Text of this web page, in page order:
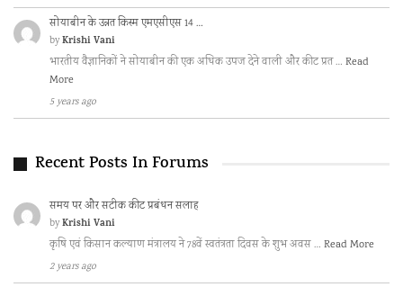
सोयाबीन के उन्नत किस्म एमएसीएस 14 …
byKrishi Vani
भारतीय वैज्ञानिकों ने सोयाबीन की एक अधिक उपज देने वाली और कीट प्रत … Read
More
5 years ago
Recent Posts In Forums
समय पर और सटीक कीट प्रबंधन सलाह
byKrishi Vani
कृषि एवं किसान कल्याण मंत्रालय ने 78वें स्वतंत्रता दिवस के शुभ अवस … Read More
2 years ago